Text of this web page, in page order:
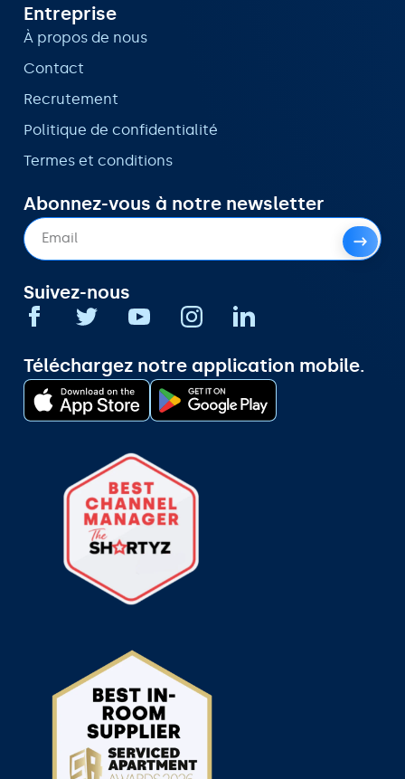
Entreprise
À propos de nous
Contact
Recrutement
Politique de confidentialité
Termes et conditions
Abonnez-vous à notre newsletter
Suivez-nous
Téléchargez notre application mobile.